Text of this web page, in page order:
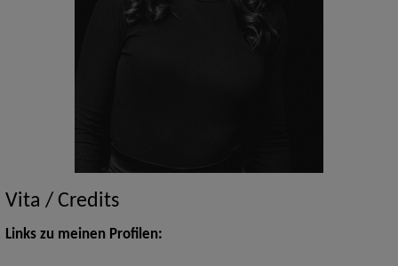
Vita / Credits
Links zu meinen Profilen: